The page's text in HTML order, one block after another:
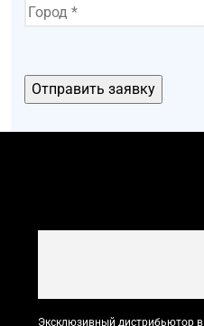
Эксклюзивный дистрибьютор в